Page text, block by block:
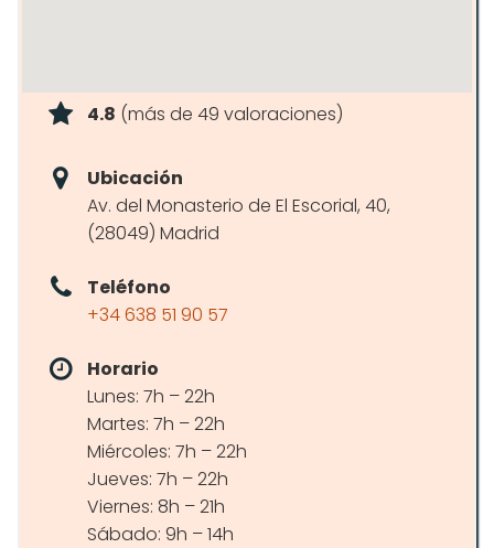
4.8 (más de 49 valoraciones)
Ubicación
Av. del Monasterio de El Escorial, 40,
(28049) Madrid
Teléfono
+34 638 51 90 57
Horario
Lunes: 7h – 22h
Martes: 7h – 22h
Miércoles: 7h – 22h
Jueves: 7h – 22h
Viernes: 8h – 21h
Sábado: 9h – 14h